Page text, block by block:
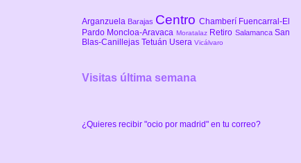
Arganzuela Barajas Centro Chamberí Fuencarral-El
Pardo Moncloa-Aravaca Moratalaz Retiro SalamancaSan
Blas-Canillejas Tetuán Usera Vicálvaro
Visitas última semana
¿Quieres recibir "ocio por madrid" en tu correo?